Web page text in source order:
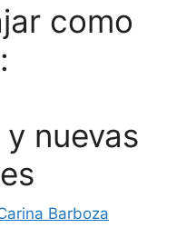
como
nuevas
Barboza